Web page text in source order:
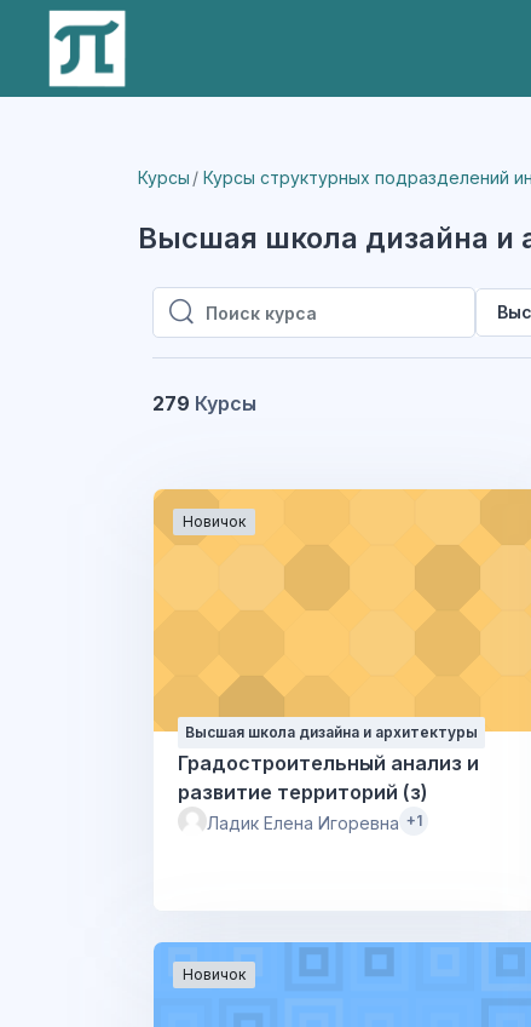
Перейти к основному содержанию
Курсы Курсы структурных подразделений
Высшая школа дизайна и
Поиск курса
Поиск курса
279 Курсы
Новичок
Высшая школа дизайна и архитектуры
Градостроительный анализ и
развитие территорий (з)
Ладик Елена Игоревна +1
Новичок